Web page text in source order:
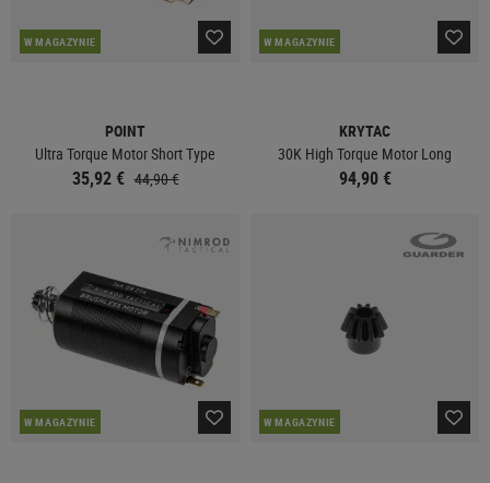
W MAGAZYNIE
POINT
Ultra Torque Motor Short Type
35,92 € 44,90 €
W MAGAZYNIE
KRYTAC
30K High Torque Motor Long
94,90 €
W MAGAZYNIE W MAGAZYNIE